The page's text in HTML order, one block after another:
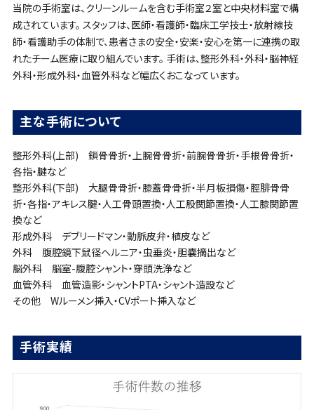
当院の手術室は、クリーンルームを含む手術室２室と中央材料室で構
成されています。 スタッフは、医師・看護師・臨床工学技士・放射線技
師・看護助手の体制で、患者さまの安全・安楽・安心を第一に連携の取
れたチーム医療に取り組んでいます。 手術は、整形外科・外科・脳神経
外科・形成外科・血管外科など幅広くおこなっています。
主な手術について
整形外科(上部) 鎖骨骨折・上腕骨骨折・前腕骨骨折・手根骨骨折・
各指・腱など
整形外科(下部) 大腿骨骨折・膝蓋骨骨折・半月板損傷・脛腓骨骨
折・各指・アキレス腱・人工骨頭置換・人工股関節置換・人工膝関節置
換など
形成外科 デブリードマン・動脈皮弁・植皮など
外科 腹腔鏡下鼠径ヘルニア・虫垂炎・胆嚢摘出など
脳外科 脳室-腹腔シャント・穿頭洗浄など
血管外科 血管造影・シャントPTA・シャント造設など
その他 Wルーメン挿入・CVポート挿入など
手術実績